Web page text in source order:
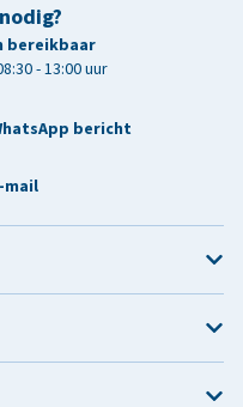
bereikbaar
- 13:00 uur
bericht
mail